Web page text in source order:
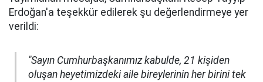
Erdoğan'a teşekkür edilerek şu değerlendirmeye yer
verildi:
"Sayın Cumhurbaşkanımız kabulde, 21 kişiden
oluşan heyetimizdeki aile bireylerinin her birini tek